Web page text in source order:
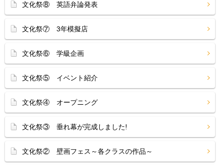
文化祭⑧ 英語弁論発表
文化祭⑦ 3年模擬店
文化祭⑥ 学級企画
文化祭⑤ イベント紹介
文化祭④ オープニング
文化祭③ 垂れ幕が完成しました!
文化祭② 壁画フェス～各クラスの作品～